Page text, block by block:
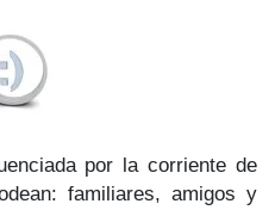
por la corriente de
familiares, amigos y